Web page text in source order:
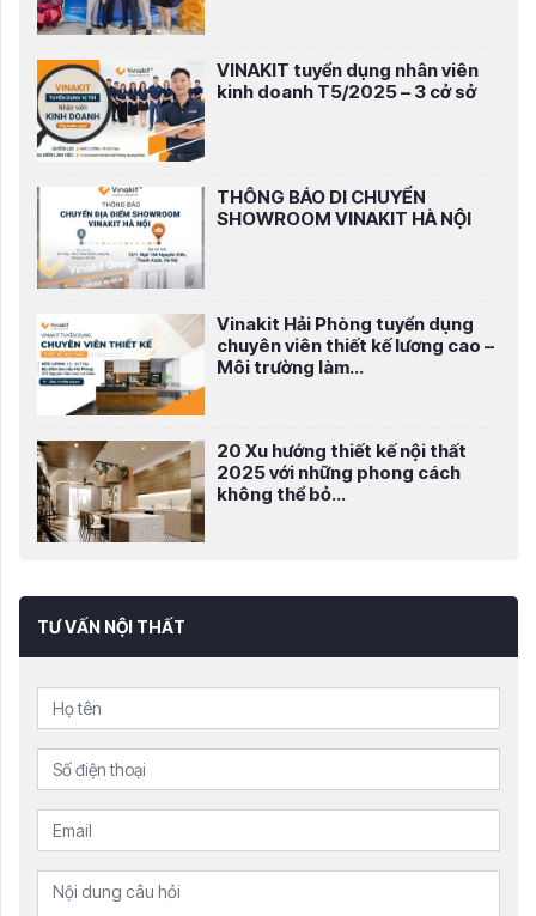
VINAKIT tuyển dụng nhân viên
kinh doanh T5/2025 – 3 cở sở
THÔNG BÁO DI CHUYỂN
SHOWROOM VINAKIT HÀ NỘI
Vinakit Hải Phòng tuyển dụng
chuyên viên thiết kế lương cao –
Môi trường làm...
20 Xu hướng thiết kế nội thất
2025 với những phong cách
không thể bỏ...
TƯ VẤN NỘI THẤT